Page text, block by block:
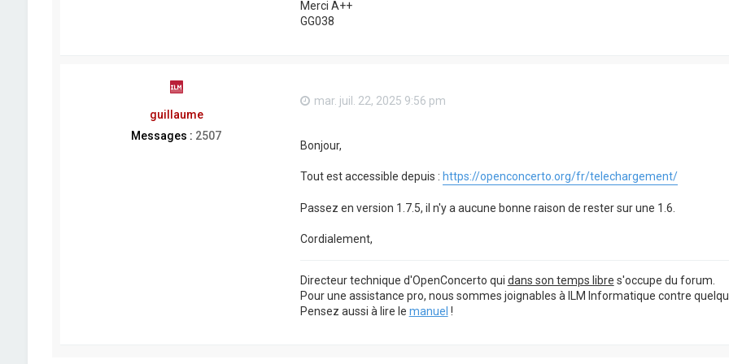
Merci A++
GG038
guillaume
Messages : 2507
mar. juil. 22, 2025 9:56 pm
Bonjour,
Tout est accessible depuis : https://openconcerto.org/fr/telechargement/
Passez en version 1.7.5, il n'y a aucune bonne raison de rester sur une 1.6.
Cordialement,
Directeur technique d'OpenConcerto qui dans son temps libre s'occupe du forum.
Pour une assistance pro, nous sommes joignables à ILM Informatique contre
Pensez aussi à lire le manuel !